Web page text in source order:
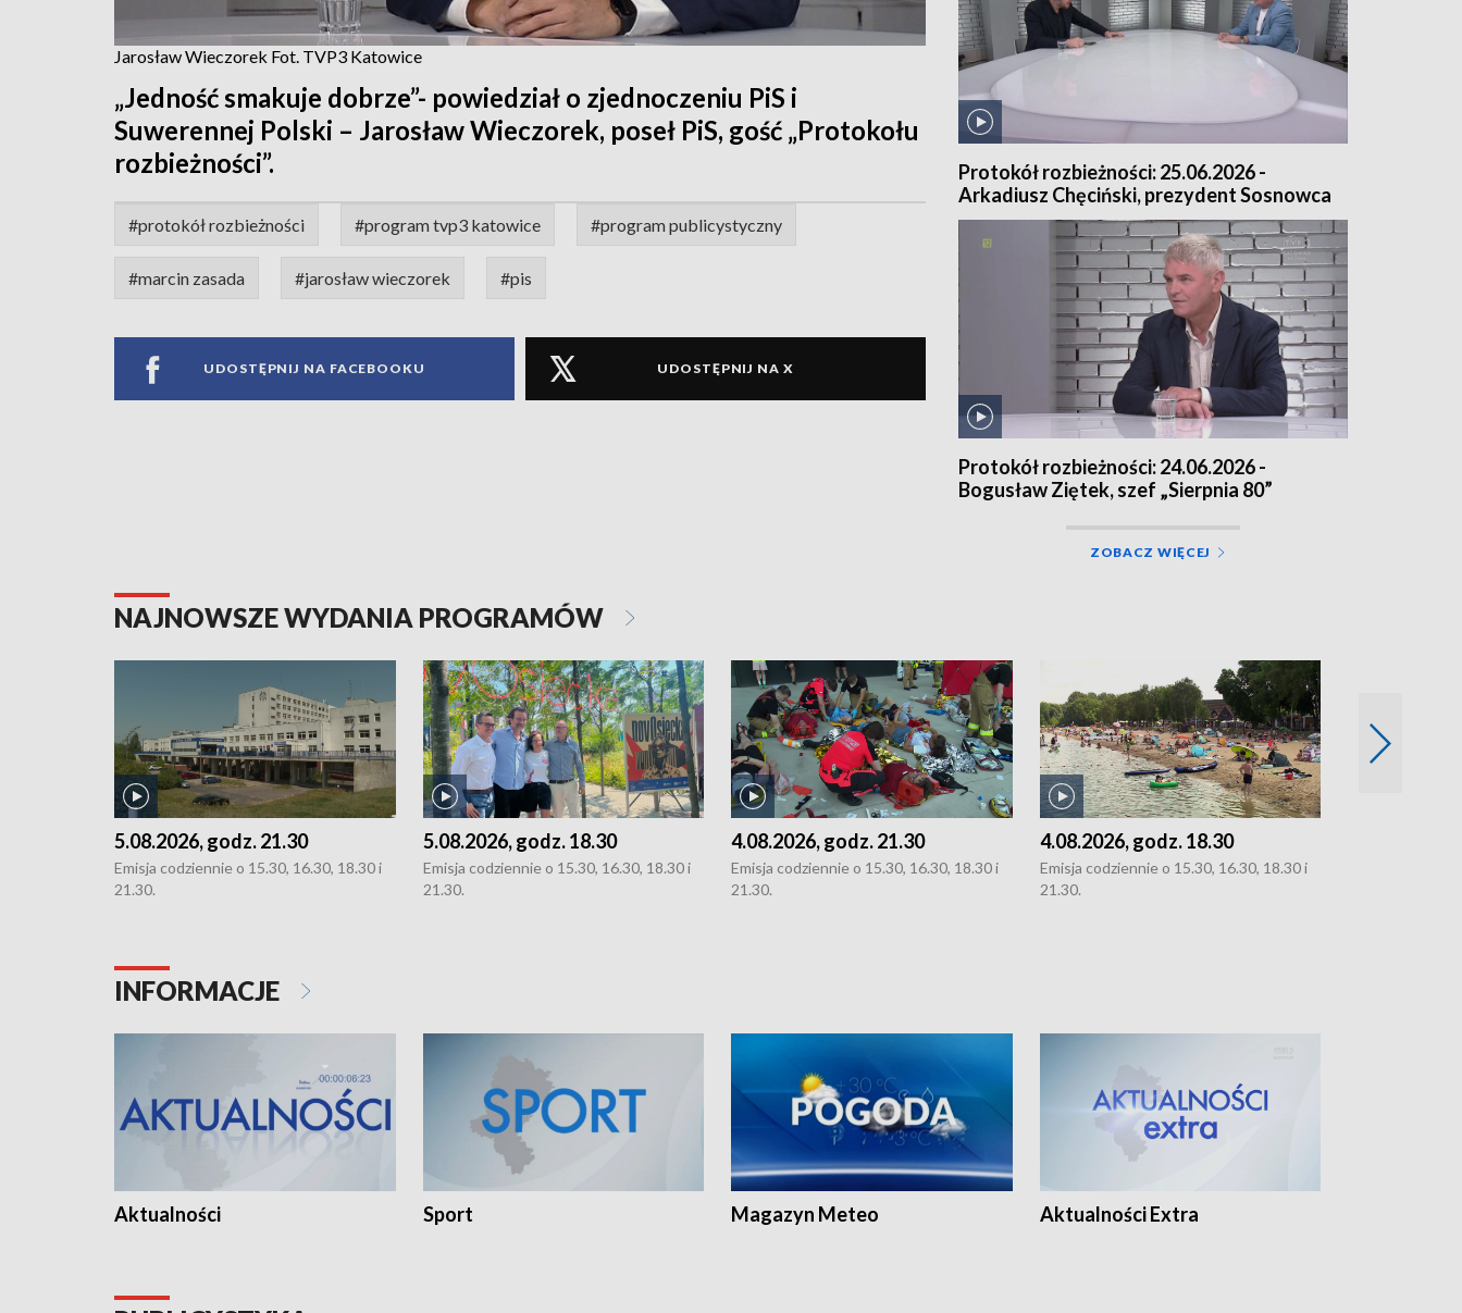
Jarosław Wieczorek Fot. TVP3 Katowice
„Jedność smakuje dobrze”- powiedział o zjednoczeniu PiS i
Suwerennej Polski – Jarosław Wieczorek, poseł PiS, gość „Protokołu
rozbieżności”.
#protokół rozbieżności #program tvp3 katowice #program publicystyczny
#marcin zasada #jarosław wieczorek #pis
UDOSTĘPNIJ NA FACEBOOKU UDOSTĘPNIJ NA X
Protokół rozbieżności: 25.06.2026 -
Arkadiusz Chęciński, prezydent Sosnowca
Protokół rozbieżności: 24.06.2026 -
Bogusław Ziętek, szef „Sierpnia 80”
ZOBACZ WIĘCEJ
NAJNOWSZE WYDANIA PROGRAMÓW
5.08.2026, godz. 21.30
Emisja codziennie o 15.30, 16.30, 18.30 i
21.30.
5.08.2026, godz. 18.30
Emisja codziennie o 15.30, 16.30, 18.30 i
21.30.
4.08.2026, godz. 21.30
Emisja codziennie o 15.30, 16.30, 18.30 i
21.30.
4.08.2026, godz. 18.30
Emisja codziennie o 15.30, 16.30, 18.30 i
21.30.
INFORMACJE
Aktualności Sport Magazyn Meteo Aktualności Extra